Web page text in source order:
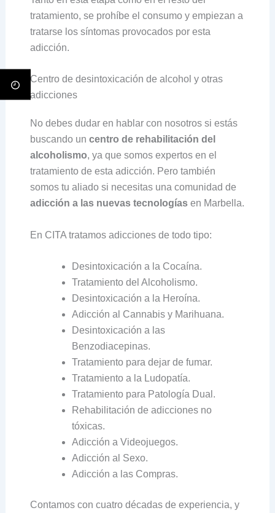
tratamiento, se prohíbe el consumo y empiezan a
tratarse los síntomas provocados por esta
adicción.
Centro de desintoxicación de alcohol y otras
adicciones
No debes dudar en hablar con nosotros si estás
buscando un centro de rehabilitación del
alcoholismo, ya que somos expertos en el
tratamiento de esta adicción. Pero también
somos tu aliado si necesitas una comunidad de
adicción a las nuevas tecnologías en Marbella.
En CITA tratamos adicciones de todo tipo:
Desintoxicación a la Cocaína.
Tratamiento del Alcoholismo.
Desintoxicación a la Heroína.
Adicción al Cannabis y Marihuana.
Desintoxicación a las
Benzodiacepinas.
Tratamiento para dejar de fumar.
Tratamiento a la Ludopatía.
Tratamiento para Patología Dual.
Rehabilitación de adicciones no
tóxicas.
Adicción a Videojuegos.
Adicción al Sexo.
Adicción a las Compras.
Contamos con cuatro décadas de experiencia, y